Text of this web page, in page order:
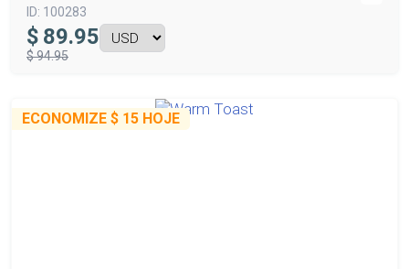
ID: 100283
$ 89.95
$ 94.95
ECONOMIZE $ 15 HOJE